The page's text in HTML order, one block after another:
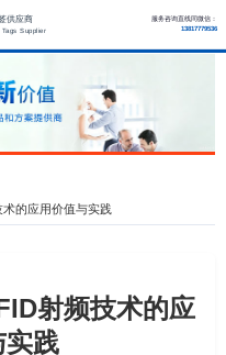
供应商
Supplier
服务咨询直线同微信：
13817779536
的应用价值与实践
射频技术的应
实践